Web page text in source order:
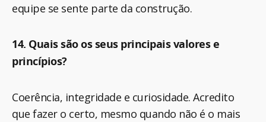
equipe se sente parte da construção.
14. Quais são os seus principais valores e
princípios?
Coerência, integridade e curiosidade. Acredito
que fazer o certo, mesmo quando não é o mais